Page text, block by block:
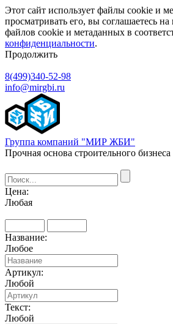
Этот сайт использует файлы cookie и
просматривать его, вы соглашаетесь
файлов cookie и метаданных в
конфиденциальности.
Продолжить
8(499)340-52-98
info@mirgbi.ru
Группа компаний "МИР ЖБИ"
Прочная основа строительного бизнеса
Цена:
Любая
Название:
Любое
Артикул:
Любой
Текст:
Любой